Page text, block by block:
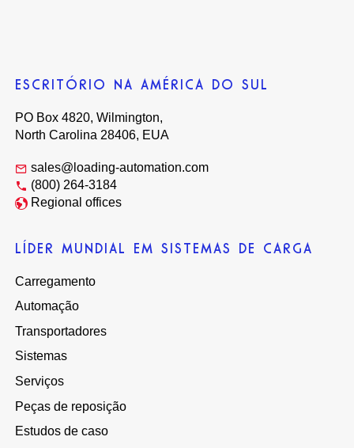
ESCRITÓRIO NA AMÉRICA DO SUL
PO Box 4820, Wilmington,
North Carolina 28406, EUA
sales@loading-automation.com
(800) 264-3184
Regional offices
LÍDER MUNDIAL EM SISTEMAS DE CARGA
Carregamento
Automação
Transportadores
Sistemas
Serviços
Peças de reposição
Estudos de caso